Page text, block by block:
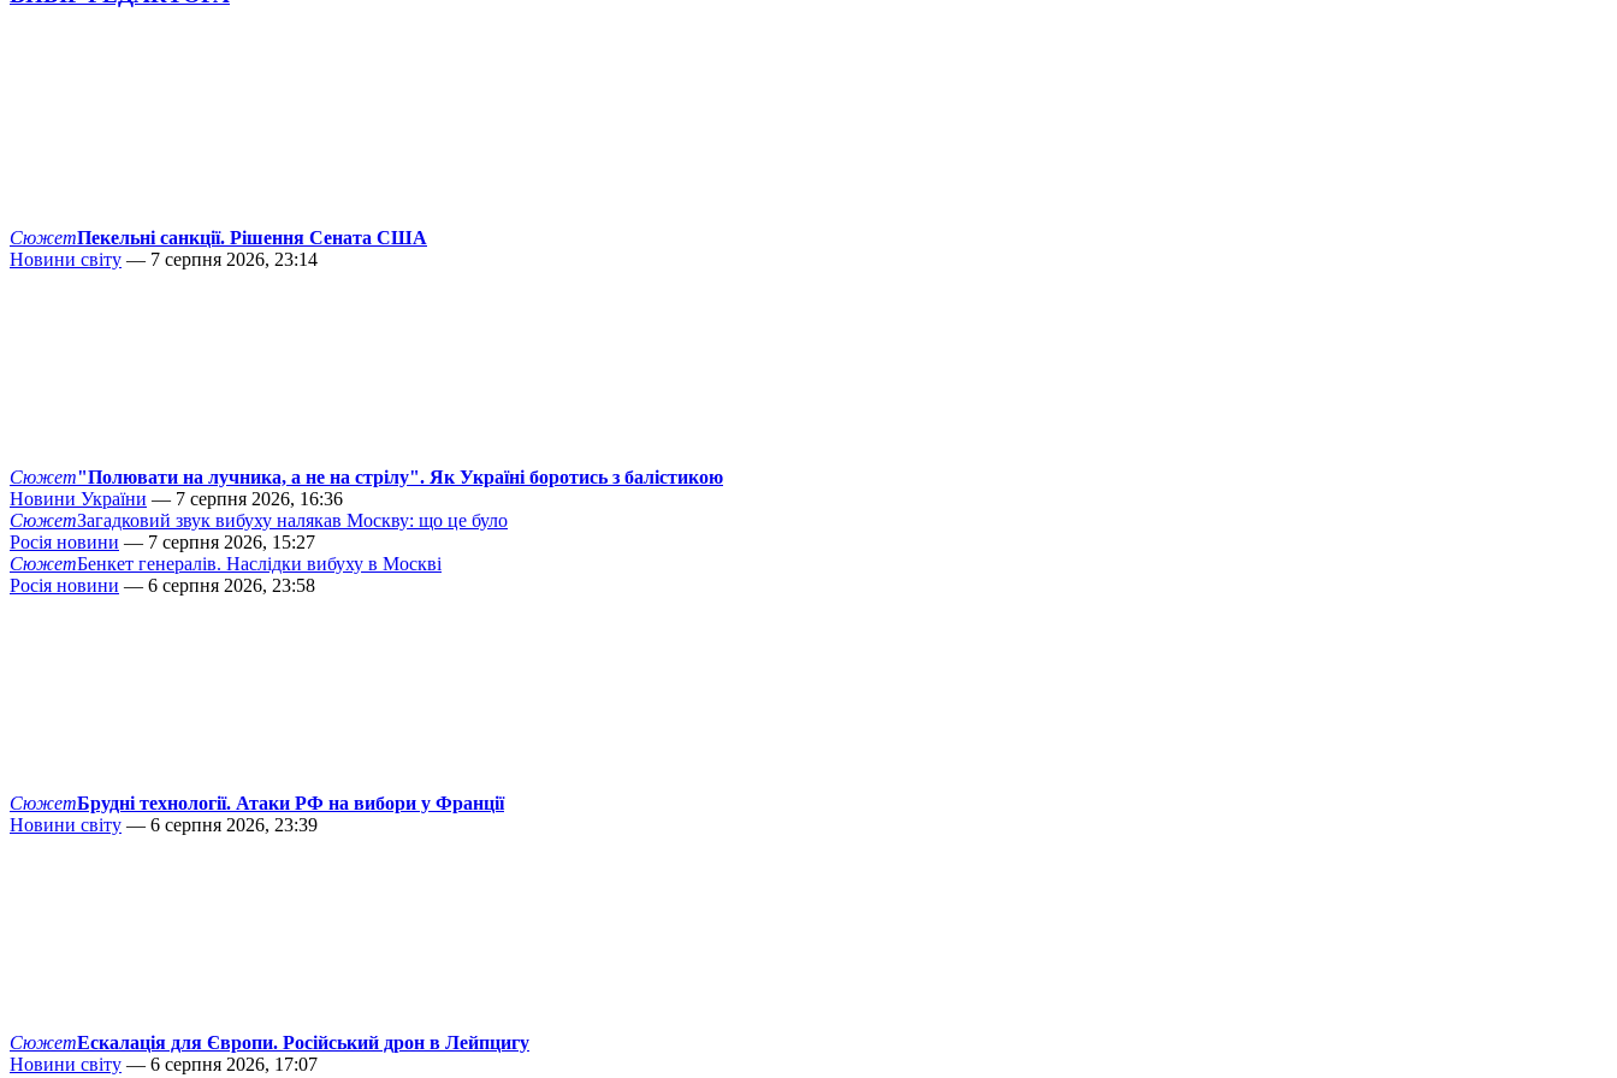
СюжетПекельні санкції. Рішення Сената США
Новини світу — 7 серпня 2026, 23:14
Сюжет"Полювати на лучника, а не на стрілу". Як Україні боротись з балістикою
Новини України — 7 серпня 2026, 16:36
СюжетЗагадковий звук вибуху налякав Москву: що це було
Росія новини — 7 серпня 2026, 15:27
СюжетБенкет генералів. Наслідки вибуху в Москві
Росія новини — 6 серпня 2026, 23:58
СюжетБрудні технології. Атаки РФ на вибори у Франції
Новини світу — 6 серпня 2026, 23:39
СюжетЕскалація для Європи. Російський дрон в Лейпцигу
Новини світу — 6 серпня 2026, 17:07